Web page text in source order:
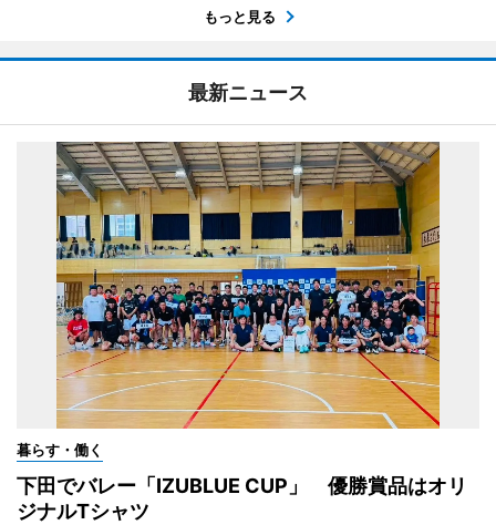
もっと見る
最新ニュース
暮らす・働く
下田でバレー「IZUBLUE CUP」 優勝賞品はオリ
ジナルTシャツ